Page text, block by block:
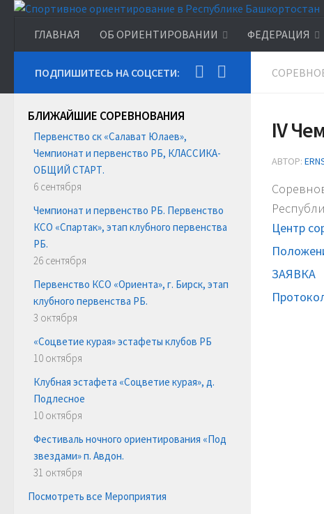
ГЛАВНАЯ ОБ ОРИЕНТИРОВАНИИ ФЕДЕРАЦИЯ
IV
АВТОР:
Центр
ЗАЯВКА
ПОДПИШИТЕСЬ НА СОЦСЕТИ:
БЛИЖАЙШИЕ СОРЕВНОВАНИЯ
Первенство ск «Салават Юлаев»,
Чемпионат и первенство РБ, КЛАССИКА-
ОБЩИЙ СТАРТ.
6 сентября
Чемпионат и первенство РБ. Первенство
КСО «Спартак», этап клубного первенства
РБ.
26 сентября
Первенство КСО «Ориента», г. Бирск, этап
клубного первенства РБ.
3 октября
«Соцветие курая» эстафеты клубов РБ
10 октября
Клубная эстафета «Соцветие курая», д.
Подлесное
10 октября
Фестиваль ночного ориентирования «Под
звездами» п. Авдон.
31 октября
Посмотреть все Мероприятия